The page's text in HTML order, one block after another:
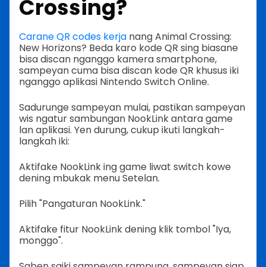
Crossing?
Carane QR codes kerja nang Animal Crossing:
New Horizons? Beda karo kode QR sing biasane
bisa discan nganggo kamera smartphone,
sampeyan cuma bisa discan kode QR khusus iki
nganggo aplikasi Nintendo Switch Online.
Sadurunge sampeyan mulai, pastikan sampeyan
wis ngatur sambungan NookLink antara game
lan aplikasi. Yen durung, cukup ikuti langkah-
langkah iki:
Aktifake NookLink ing game liwat switch kowe
dening mbukak menu Setelan.
Pilih "Pangaturan NookLink."
Aktifake fitur NookLink dening klik tombol "Iya,
monggo".